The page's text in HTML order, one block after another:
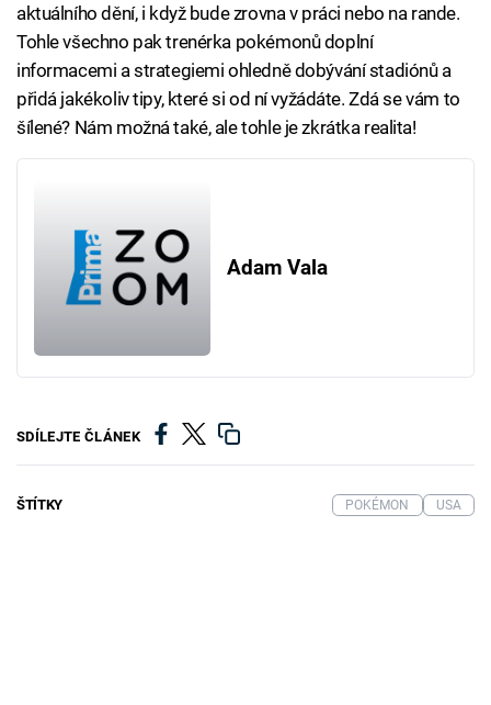
aktuálního dění, i když bude zrovna v práci nebo na rande.
Tohle všechno pak trenérka pokémonů doplní
informacemi a strategiemi ohledně dobývání stadiónů a
přidá jakékoliv tipy, které si od ní vyžádáte. Zdá se vám to
šílené? Nám možná také, ale tohle je zkrátka realita!
Adam Vala
SDÍLEJTE ČLÁNEK
ŠTÍTKY POKÉMON USA